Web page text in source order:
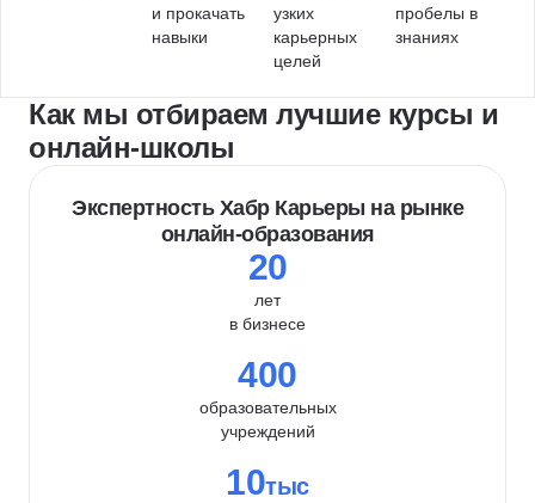
и прокачать
навыки
узких
карьерных
целей
пробелы в
знаниях
Как мы отбираем лучшие курсы и
онлайн-школы
Экспертность Хабр Карьеры на рынке
онлайн-образования
20
лет
в бизнесе
400
образовательных
учреждений
10тыс